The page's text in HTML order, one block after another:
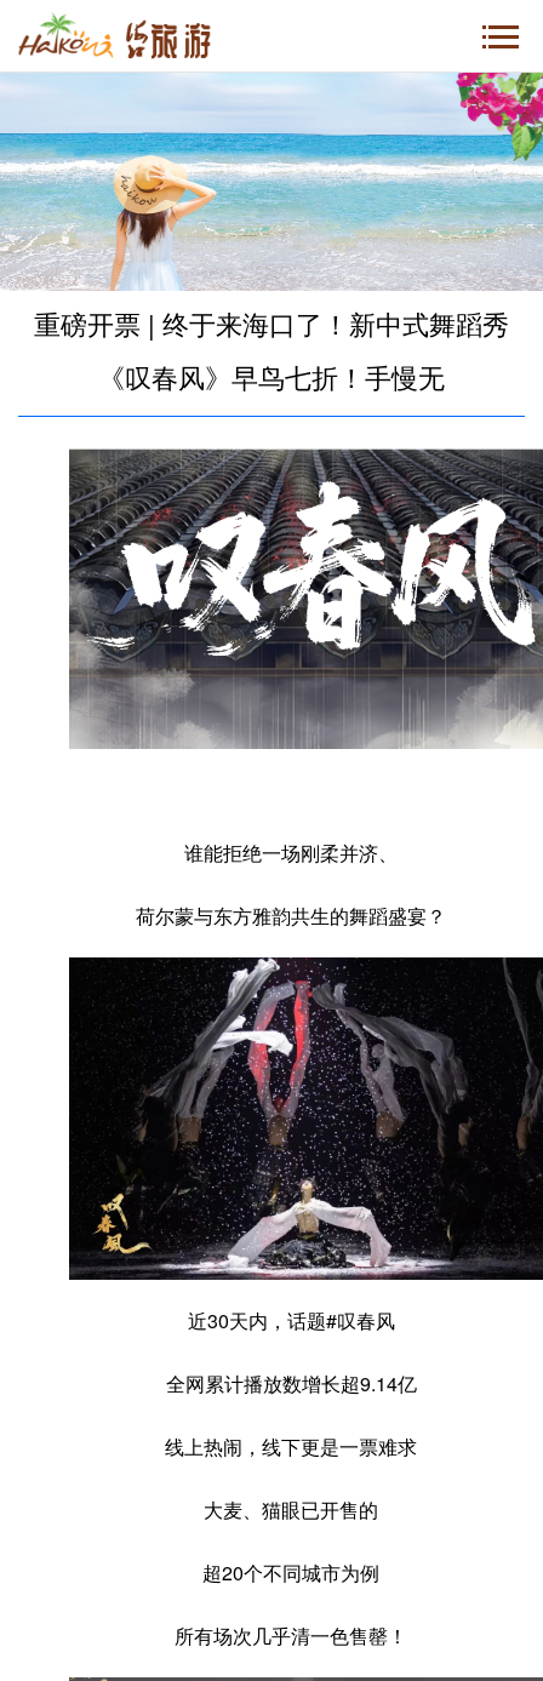
重磅开票 | 终于来海口了！新中式舞蹈秀
《叹春风》早鸟七折！手慢无
谁能拒绝一场刚柔并济、
荷尔蒙与东方雅韵共生的舞蹈盛宴？
近30天内，话题#叹春风
全网累计播放数增长超9.14亿
线上热闹，线下更是一票难求
大麦、猫眼已开售的
超20个不同城市为例
所有场次几乎清一色售罄！